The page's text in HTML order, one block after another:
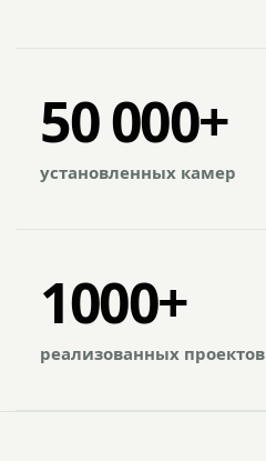
50 000+
установленных камер
1000+
реализованных проектов